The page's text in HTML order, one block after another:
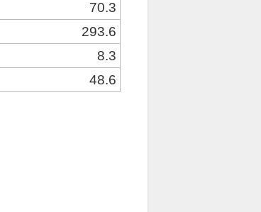
70.3
293.6
8.3
48.6